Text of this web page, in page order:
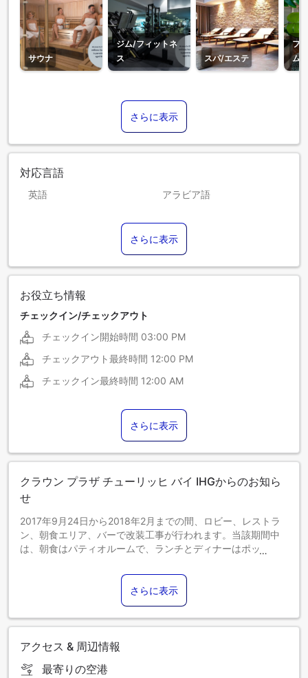
サウナ
ジム/フィットネ
ス
スパ/エステ
フ
ム
さらに表示
対応言語
英語 アラビア語
ギリシア語
スペイン語 ドイツ語
トルコ語
ポルトガル語
さらに表示
お役立ち情報
チェックイン/チェックアウト
チェックイン開始時間 03:00 PM
チェックアウト最終時間 12:00 PM
チェックイン最終時間 12:00 AM
さらに表示
クラウン プラザ チューリッヒ バイ IHGからのお知ら
せ
2017年9月24日から2018年2月までの間、ロビー、レストラ
ン、朝食エリア、バーで改装工事が行われます。当該期間中
は、朝食はパティオルームで、ランチとディナーはポップア
週末の駐車料金は、通常より低料金の19フラン（CHF）とな
ウェルネスエリアは17歳以上のゲストのみ利用可能です。
さらに表示
アクセス & 周辺情報
最寄りの空港